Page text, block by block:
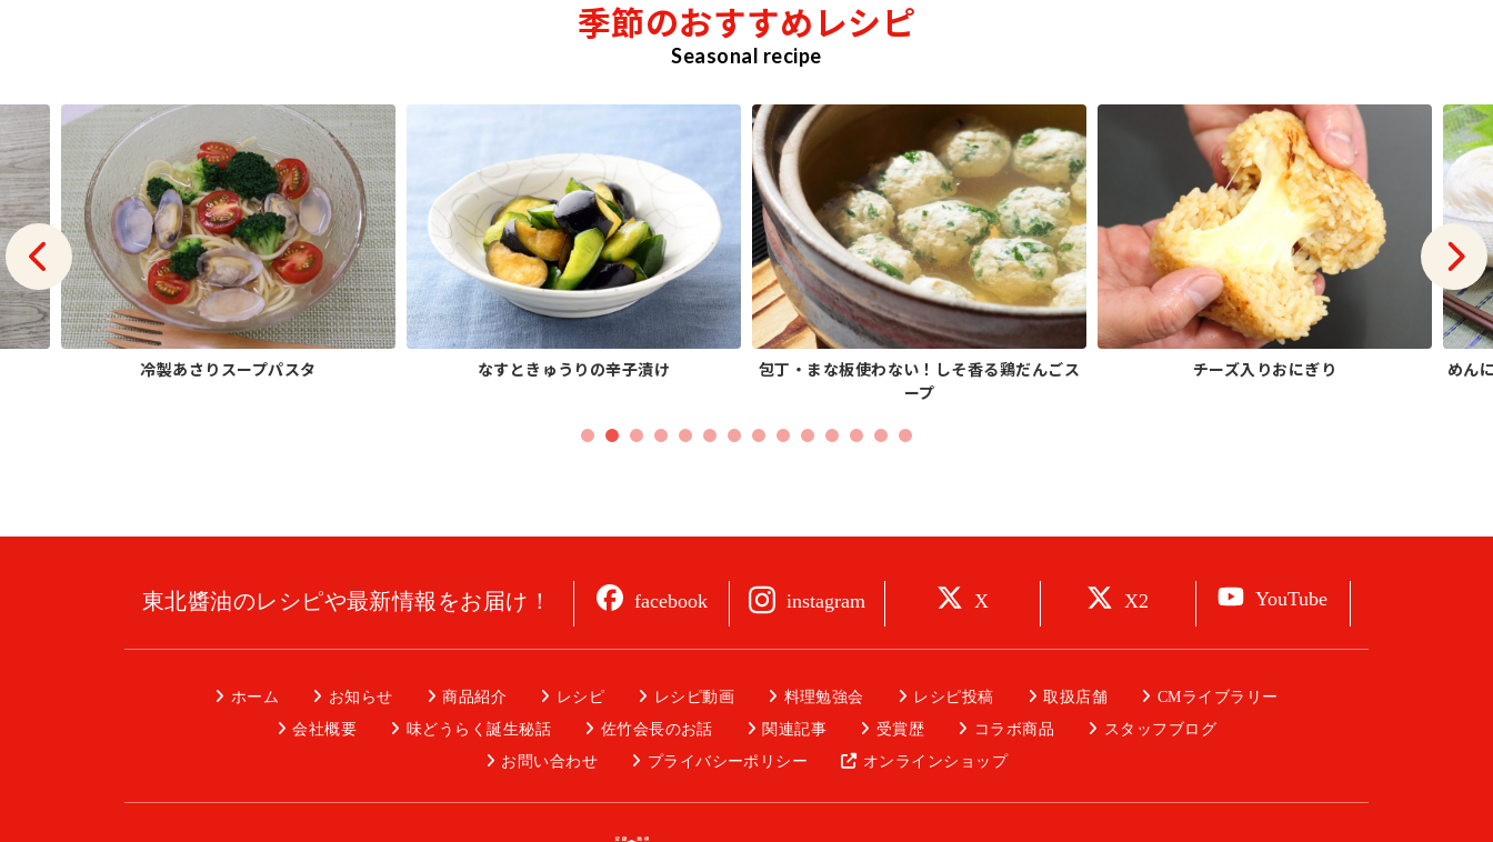
季節のおすすめレシピ
Seasonal recipe
冷製あさりスープパスタ なすときゅうりの辛子漬け
包丁・まな板使わない！しそ香る鶏だんごス
ープ
チーズ入りおにぎり めん
東北醬油のレシピや最新情報をお届け！ facebook instagram X X2 YouTube
ホーム お知らせ 商品紹介 レシピ レシピ動画 料理勉強会 レシピ投稿 取扱店舗
CMライブラリー
会社概要
味どうらく誕生秘話 佐竹会長のお話 関連記事 受賞歴 コラボ商品
スタッフブログ
お問い合わせ
プライバシーポリシー オンラインショップ